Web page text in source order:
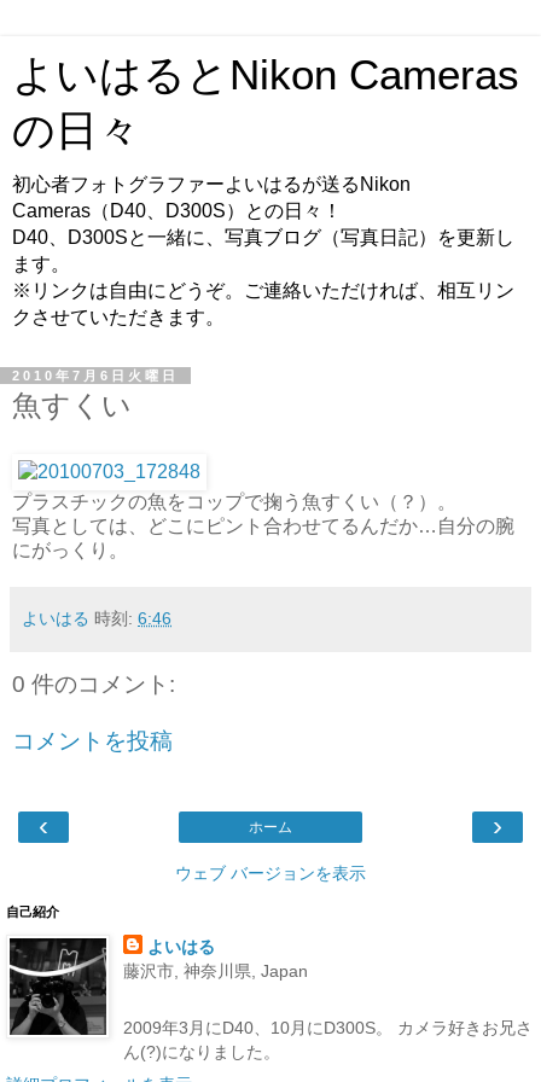
よいはるとNikon Cameras
の日々
初心者フォトグラファーよいはるが送るNikon
Cameras（D40、D300S）との日々！
D40、D300Sと一緒に、写真ブログ（写真日記）を更新し
ます。
※リンクは自由にどうぞ。ご連絡いただければ、相互リン
クさせていただきます。
2010年7月6日火曜日
魚すくい
プラスチックの魚をコップで掬う魚すくい（？）。
写真としては、どこにピント合わせてるんだか…自分の腕
にがっくり。
よいはる 時刻: 6:46
0 件のコメント:
コメントを投稿
‹ ›
ホーム
ウェブ バージョンを表示
自己紹介
よいはる
藤沢市, 神奈川県, Japan
2009年3月にD40、10月にD300S。 カメラ好きお兄さ
ん(?)になりました。